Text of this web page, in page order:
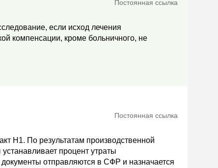
Постоянная ссылка
если исход лечения
компенсации, кроме больничного, не
Постоянная ссылка
Н1. По результатам производственной
процент утраты
отправляются в СФР и назначается